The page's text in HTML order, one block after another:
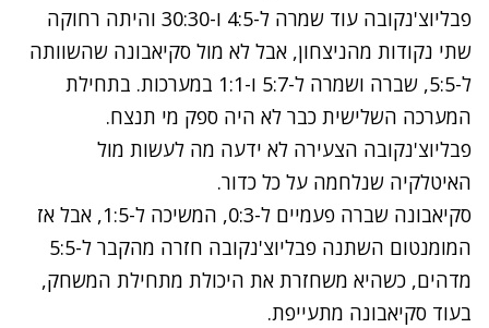
פבליוצ'נקובה עוד שמרה ל-4:5 ו-30:30 והיתה רחוקה
שתי נקודות מהניצחון, אבל לא מול סקיאבונה שהשוותה
ל-5:5, שברה ושמרה ל-5:7 ו-1:1 במערכות. בתחילת
המערכה השלישית כבר לא היה ספק מי תנצח.
פבליוצ'נקובה הצעירה לא ידעה מה לעשות מול
האיטלקיה שנלחמה על כל כדור.
סקיאבונה שברה פעמיים ל-0:3, המשיכה ל-1:5, אבל אז
המומנטום השתנה פבליוצ'נקובה חזרה מהקבר ל-5:5
מדהים, כשהיא משחזרת את היכולת מתחילת המשחק,
בעוד סקיאבונה מתעייפת.